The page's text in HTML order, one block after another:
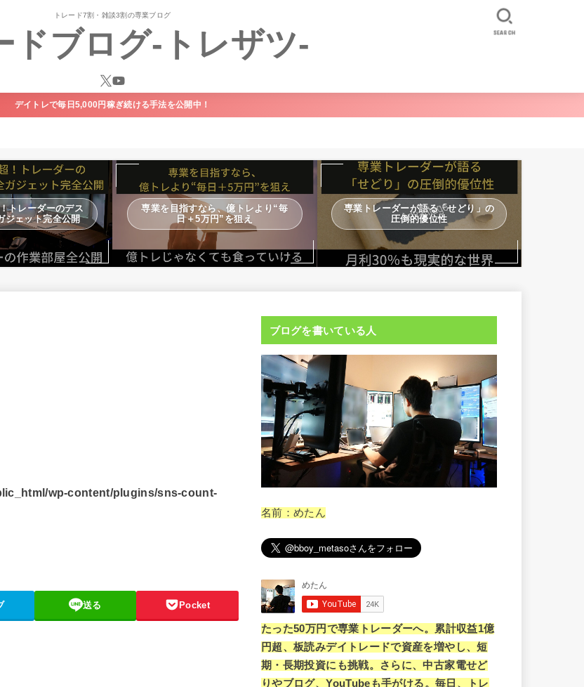
トレード7割・雑談3割の専業ブログ
ドブログ-トレザツ- SEARCH
デイトレで毎日5,000円稼ぎ続ける手法を公開中！
トレーダーのデス
ジェット完全公開
専業を目指すなら、億トレより“毎
日＋5万円”を狙え
専業トレーダーが語る「せどり」の
圧倒的優位性
wp-content/plugins/sns-count-
送る Pocket
ブログを書いている人
名前：めたん
たった50万円で専業トレーダーへ。累計収益1億
円超、板読みデイトレードで資産を増やし、短
期・長期投資にも挑戦。さらに、中古家電せど
りやブログ、YouTubeも手がける。毎日、トレ